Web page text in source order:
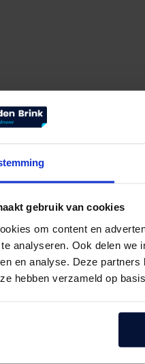
gebruik van cookies
om content en
analyseren. Ook delen we
en analyse. Deze
hebben verzameld op
terwijl de extra laag van